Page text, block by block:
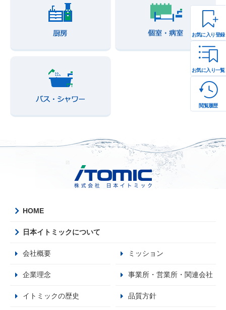
お気に入り登録
お気に入り一覧
閲覧履歴
HOME
日本イトミックについて
会社概要 ミッション
企業理念 事業所・営業所・関連会社
イトミックの歴史 品質方針